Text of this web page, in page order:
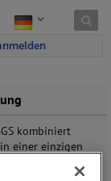
kombiniert
einer einzigen